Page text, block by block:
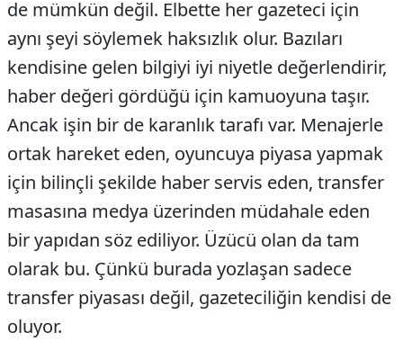
de mümkün değil. Elbette her gazeteci için
aynı şeyi söylemek haksızlık olur. Bazıları
kendisine gelen bilgiyi iyi niyetle değerlendirir,
haber değeri gördüğü için kamuoyuna taşır.
Ancak işin bir de karanlık tarafı var. Menajerle
ortak hareket eden, oyuncuya piyasa yapmak
için bilinçli şekilde haber servis eden, transfer
masasına medya üzerinden müdahale eden
bir yapıdan söz ediliyor. Üzücü olan da tam
olarak bu. Çünkü burada yozlaşan sadece
transfer piyasası değil, gazeteciliğin kendisi de
oluyor.